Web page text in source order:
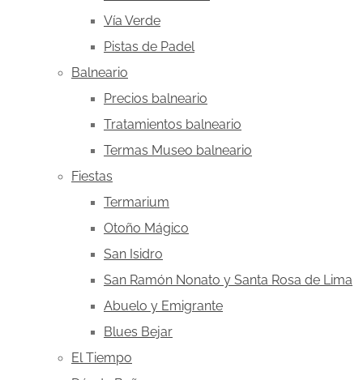
Vía Verde
Pistas de Padel
Balneario
Precios balneario
Tratamientos balneario
Termas Museo balneario
Fiestas
Termarium
Otoño Mágico
San Isidro
San Ramón Nonato y Santa Rosa de Lima
Abuelo y Emigrante
Blues Bejar
El Tiempo